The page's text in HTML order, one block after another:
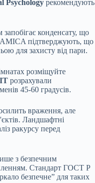
Psychology рекомендують
запобігає конденсату, що
AMICA підтверджують, що
для захисту від пари.
розміщуйте
розрахували
45-60 градусів.
враження, але
Ландшафтні
ракурсу перед
з безпечним
Стандарт ГОСТ Р
безпечне” для таких